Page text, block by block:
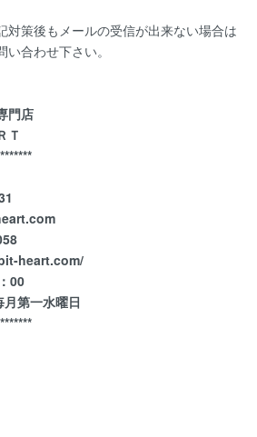
対策後もメールの受信が出来ない場合は
合わせ下さい。
門店
Ｔ
heart.com/
00
第一水曜日